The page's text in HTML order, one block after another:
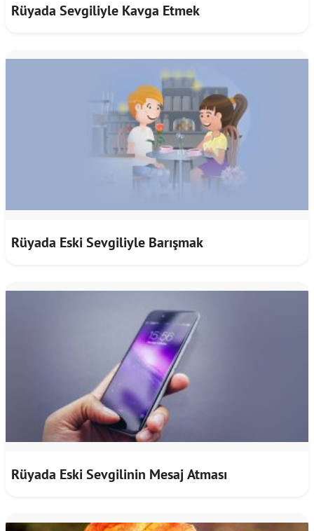
Rüyada Sevgiliyle Kavga Etmek
Rüyada Eski Sevgiliyle Barışmak
Rüyada Eski Sevgilinin Mesaj Atması